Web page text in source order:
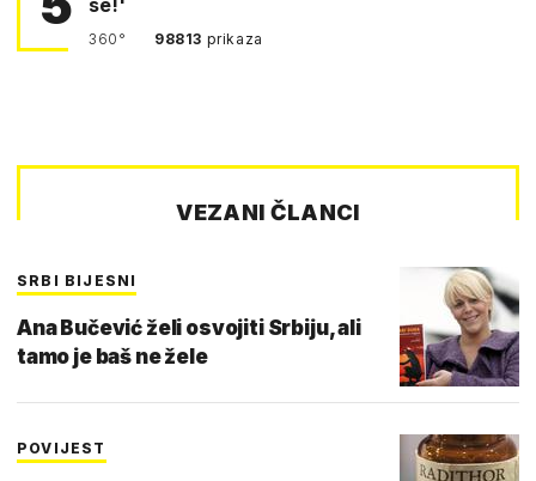
360° 98813 prikaza
VEZANI ČLANCI
SRBI BIJESNI
Ana Bučević želi osvojiti Srbiju, ali
tamo je baš ne žele
POVIJEST